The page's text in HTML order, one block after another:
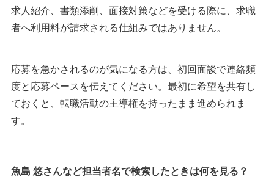
求人紹介、書類添削、面接対策などを受ける際に、求職
者へ利用料が請求される仕組みではありません。
応募を急かされるのが気になる方は、初回面談で連絡頻
度と応募ペースを伝えてください。最初に希望を共有し
ておくと、転職活動の主導権を持ったまま進められま
す。
魚島 悠さんなど担当者名で検索したときは何を見る？